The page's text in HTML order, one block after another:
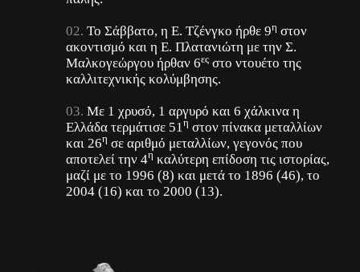
Το Σάββατο, η Ε. Τζένγκο ήρθε 9η στον
ακοντισμό και η Ε. Πλατανιώτη με την Σ.
Μαλκογεώργου ήρθαν 6εςστο ντουέτο της
καλλιτεχνικής κολύμβησης.
Με 1 χρυσό, 1 αργυρό και 6 χάλκινα η
Ελλάδα τερμάτισε 51 η στον πίνακα μεταλλίων
και 26η σε αριθμό μεταλλίων, γεγονός που
αποτελεί την 4η καλύτερη επίδοση τις ιστορίας,
μαζί με το 1996 (8) και μετά το 1896 (46), το
2004 (16) και το 2000 (13).